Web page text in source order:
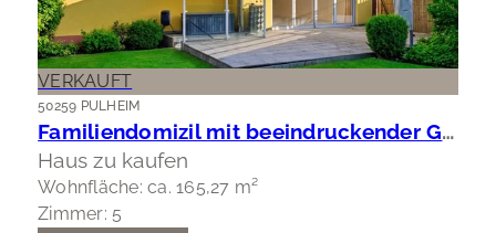
VERKAUFT
50259 PULHEIM
Familiendomizil mit beeindruckender Gartenfläche
Haus zu kaufen
Wohnfläche: ca. 165,27 m²
Zimmer: 5